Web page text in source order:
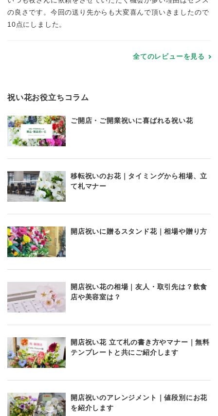
の良さです。今回の送り先からも大変喜んで頂いきましたので
10点にしました。
全てのレビューを見る
祝い花お役立ちコラム
ご開店・ご開業祝いに喜ばれる祝い花
移転祝いのお花｜タイミングから相場、立
て札マナー
開店祝いに贈るスタンド花｜相場や贈り方
開店祝い花の相場｜友人・取引先は？飲食
店や美容室は？
開店祝い花 立て札の書き方やマナー｜無料
テンプレートと共にご紹介します
開店祝いのアレンジメント｜値段別にお花
を紹介します